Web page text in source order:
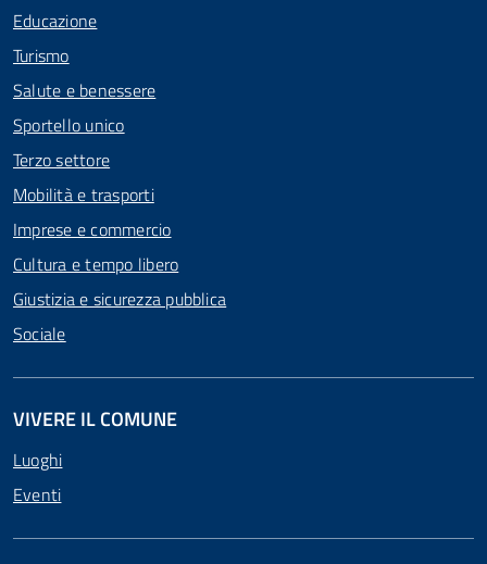
Educazione
Turismo
Salute e benessere
Sportello unico
Terzo settore
Mobilità e trasporti
Imprese e commercio
Cultura e tempo libero
Giustizia e sicurezza pubblica
Sociale
VIVERE IL COMUNE
Luoghi
Eventi